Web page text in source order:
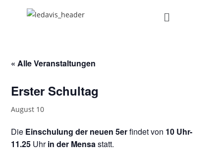
« Alle Veranstaltungen
Erster Schultag
August 10
Die Einschulung der neuen 5erfindet von 10 Uhr-
11.25 Uhrin der Mensastatt.